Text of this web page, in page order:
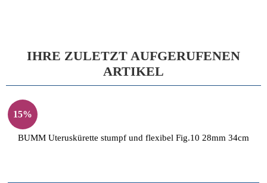
IHRE ZULETZT AUFGERUFENEN
ARTIKEL
15%
BUMM Uteruskürette stumpf und flexibel Fig.10 28mm 34cm